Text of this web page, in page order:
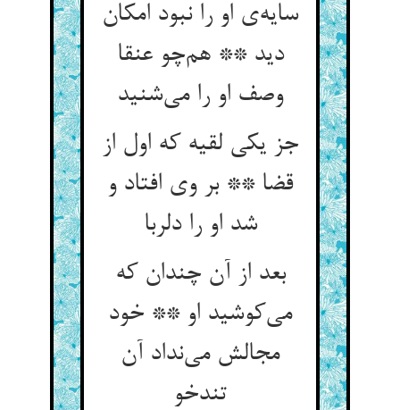
سایه‌ی او را نبود امکان
دید ** هم‌چو عنقا
وصف او را می‌شنید
جز یکی لقیه که اول از
قضا ** بر وی افتاد و
شد او را دلربا
بعد از آن چندان که
می‌کوشید او ** خود
مجالش می‌نداد آن
تندخو